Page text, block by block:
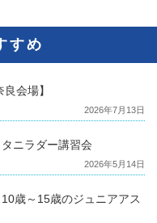
すめ
会場】
2026年7月13日
ニラダー講習会
2026年5月14日
歳～15歳のジュニアアス